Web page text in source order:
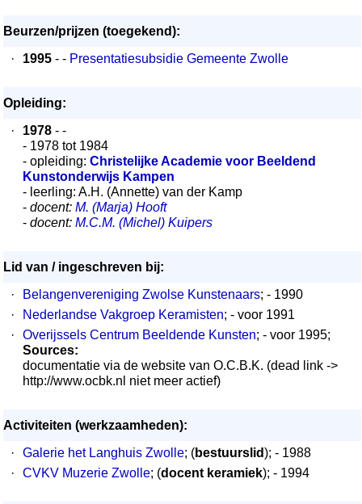
Beurzen/prijzen (toegekend):
·
1995 - - Presentatiesubsidie Gemeente Zwolle
Opleiding:
·
1978 - -
- 1978 tot 1984
- opleiding: Christelijke Academie voor Beeldend
Kunstonderwijs Kampen
- leerling: A.H. (Annette) van der Kamp
- docent: M. (Marja) Hooft
- docent: M.C.M. (Michel) Kuipers
Lid van / ingeschreven bij:
·
Belangenvereniging Zwolse Kunstenaars; - 1990
·
Nederlandse Vakgroep Keramisten; - voor 1991
·
Overijssels Centrum Beeldende Kunsten; - voor 1995;
Sources:
documentatie via de website van O.C.B.K. (dead link ->
http://www.ocbk.nl niet meer actief)
Activiteiten (werkzaamheden):
·
Galerie het Langhuis Zwolle; (bestuurslid); - 1988
·
CVKV Muzerie Zwolle; (docent keramiek); - 1994